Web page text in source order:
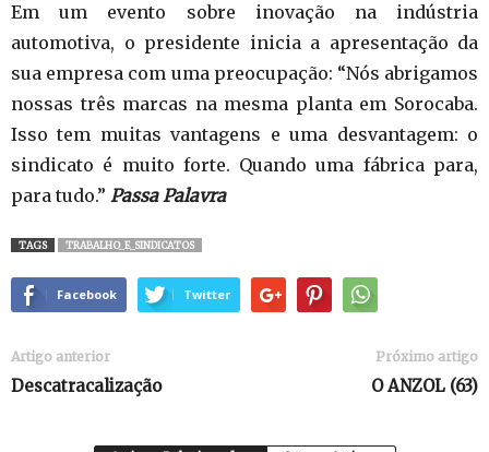
Em um evento sobre inovação na indústria
automotiva, o presidente inicia a apresentação da
sua empresa com uma preocupação: “Nós abrigamos
nossas três marcas na mesma planta em Sorocaba.
Isso tem muitas vantagens e uma desvantagem: o
sindicato é muito forte. Quando uma fábrica para,
para tudo.” Passa Palavra
TAGS TRABALHO_E_SINDICATOS
Facebook Twitter
Artigo anterior
Descatracalização
Próximo artigo
O ANZOL (63)